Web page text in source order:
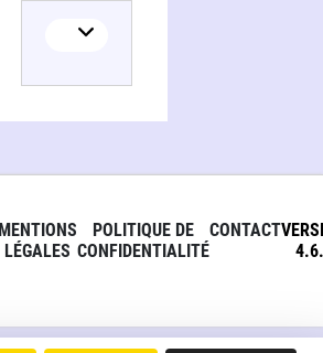
MENTIONS
LÉGALES
POLITIQUE DE
CONFIDENTIALITÉ
CONTACT